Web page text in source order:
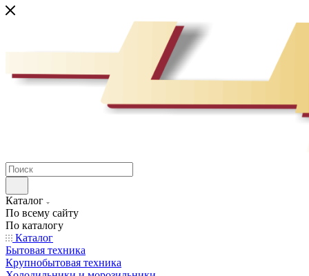
Каталог
По всему сайту
По каталогу
Каталог
Бытовая техника
Крупнобытовая техника